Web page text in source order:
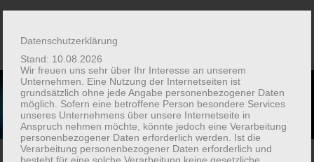
contentDatenschutzerklärung
Stand: 10.08.2026
Wir freuen uns sehr über Ihr Interesse an unserem
Unternehmen. Eine Nutzung der Internetseiten ist
grundsätzlich ohne jede Angabe personenbezogener Daten
möglich. Sofern eine betroffene Person besondere Services
unseres Unternehmens über unsere Internetseite in
Anspruch nehmen möchte, könnte jedoch eine Verarbeitung
personenbezogener Daten erforderlich werden. Ist die
Verarbeitung personenbezogener Daten erforderlich und